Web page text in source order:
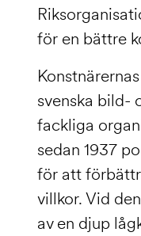
för en bättre
svenska bild-
fackliga
sedan 1937
för att
villkor. Vid
av en djup